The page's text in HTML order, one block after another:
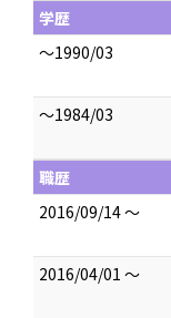
学歴
～1990/03
～1984/03
職歴
2016/09/14 ～
2016/04/01 ～